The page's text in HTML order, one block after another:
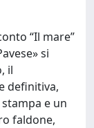
“Il mare”
si
il
definitiva,
e un
faldone,